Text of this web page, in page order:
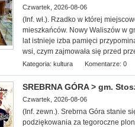
Czwartek, 2026-08-06
(Inf. wł.). Rzadko w której
mieszkańców. Nowy Waliszów w
lat istnieje izba pamięci
wsi, czym zajmowała się przed
Kategoria: kultura Komentarze: 0
SREBRNA GÓRA > gm.
Czwartek, 2026-08-06
(Inf. zewn.). Srebrna Góra stanie
podziękowania za tegoroczne